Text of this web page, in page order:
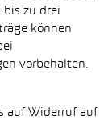
zu drei
können
vorbehalten.
auf Widerruf auf